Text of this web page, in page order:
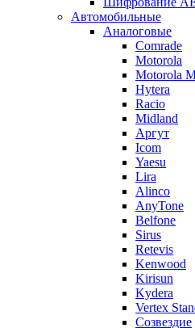
Автомобильные
Аналоговые
Comrade
Motorola
Motorola
Hytera
Racio
Midland
Аргут
Icom
Yaesu
Lira
Alinco
AnyTone
Belfone
Sirus
Retevis
Kenwood
Kirisun
Kydera
Vertex
Созвездие